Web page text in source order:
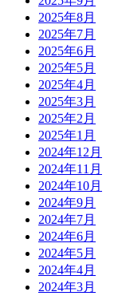
2025年8月
2025年7月
2025年6月
2025年5月
2025年4月
2025年3月
2025年2月
2025年1月
2024年12月
2024年11月
2024年10月
2024年9月
2024年7月
2024年6月
2024年5月
2024年4月
2024年3月